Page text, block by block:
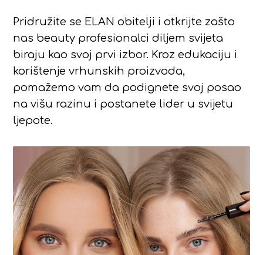
Pridružite se ELAN obitelji i otkrijte zašto
nas beauty profesionalci diljem svijeta
biraju kao svoj prvi izbor. Kroz edukaciju i
korištenje vrhunskih proizvoda,
pomažemo vam da podignete svoj posao
na višu razinu i postanete lider u svijetu
ljepote.